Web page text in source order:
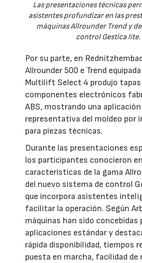
Las presentaciones técnicas
asistentes profundizar en las
máquinas Allrounder Trend y
control Gestica lite.
Por su parte, en
Allrounder 500 e Trend
Multilift Select 4 produjo tapas
componentes electrónicos
ABS, mostrando una aplicación
representativa del moldeo por
para piezas técnicas.
Durante las presentaciones
los participantes conocieron
características de la gama
del nuevo sistema de control
que incorpora asistentes
facilitar la operación. Según
máquinas han sido concebidas
aplicaciones estándar y
rápida disponibilidad, tiempos
puesta en marcha, facilidad de